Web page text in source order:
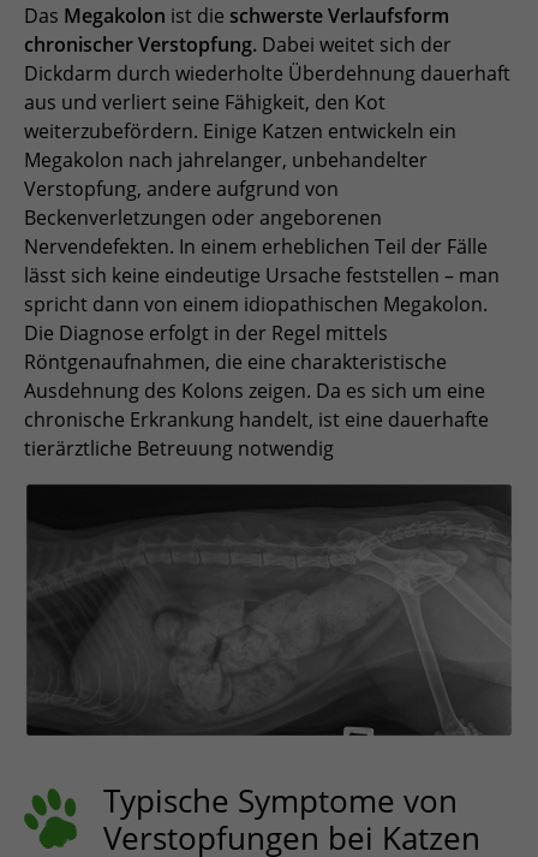
Das Megakolon ist die schwerste Verlaufsform
chronischer Verstopfung. Dabei weitet sich der
Dickdarm durch wiederholte Überdehnung dauerhaft
aus und verliert seine Fähigkeit, den Kot
weiterzubefördern. Einige Katzen entwickeln ein
Megakolon nach jahrelanger, unbehandelter
Verstopfung, andere aufgrund von
Beckenverletzungen oder angeborenen
Nervendefekten. In einem erheblichen Teil der Fälle
lässt sich keine eindeutige Ursache feststellen – man
spricht dann von einem idiopathischen Megakolon.
Die Diagnose erfolgt in der Regel mittels
Röntgenaufnahmen, die eine charakteristische
Ausdehnung des Kolons zeigen. Da es sich um eine
chronische Erkrankung handelt, ist eine dauerhafte
tierärztliche Betreuung notwendig
Typische Symptome von
Verstopfungen bei Katzen